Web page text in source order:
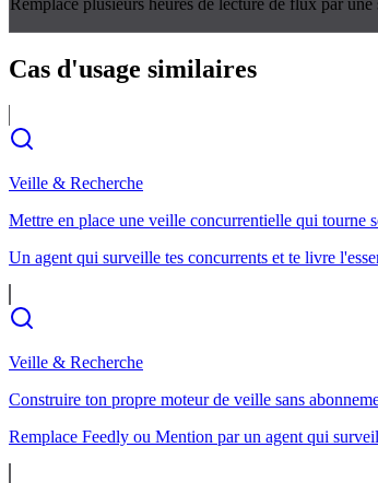
Cas d'usage similaires
Veille & Recherche
Mettre en place une veille concurrentielle qui tourne
Un agent qui surveille tes concurrents et te livre
Veille & Recherche
Construire ton propre moteur de veille sans
Remplace Feedly ou Mention par un agent qui